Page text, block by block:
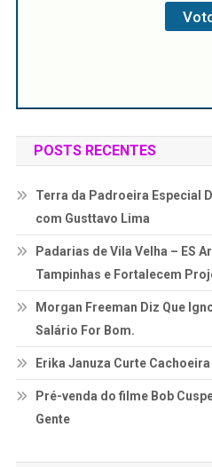
POSTS RECENTES
Terra da Padroeira Especial
com Gusttavo Lima
Padarias de Vila Velha – ES
Tampinhas e Fortalecem
Morgan Freeman Diz Que
Salário For Bom.
Erika Januza Curte
Pré-venda do filme Bob
Gente